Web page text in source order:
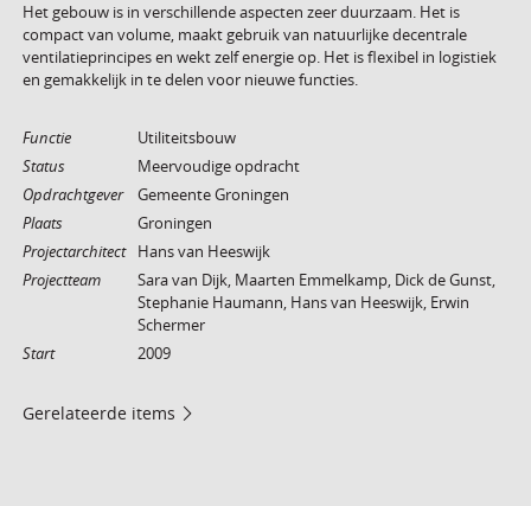
Het gebouw is in verschillende aspecten zeer duurzaam. Het is
compact van volume, maakt gebruik van natuurlijke decentrale
ventilatieprincipes en wekt zelf energie op. Het is flexibel in logistiek
en gemakkelijk in te delen voor nieuwe functies.
Functie
Utiliteitsbouw
Status
Meervoudige opdracht
Opdrachtgever
Gemeente Groningen
Plaats
Groningen
Projectarchitect
Hans van Heeswijk
Projectteam
Sara van Dijk, Maarten Emmelkamp, Dick de Gunst,
Stephanie Haumann, Hans van Heeswijk, Erwin
Schermer
Start
2009
Gerelateerde items